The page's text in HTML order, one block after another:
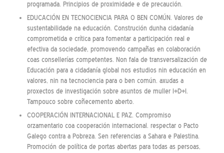
programada. Principios de proximidade e de precaución.
EDUCACIÓN EN TECNOCIENCIA PARA O BEN COMÚN. Valores de
sustentabilidade na educación. Construción dunha cidadanía
comprometida e crítica para fomentar a participación real e
efectiva da sociedade, promovendo campañas en colaboración
coas consellerías competentes. Non fala de transversalización de
Educación para a cidadanía global nos estudios nin educación en
valores, nin na tecnociencia para o ben común. axudas a
proxectos de investigación sobre asuntos de muller I+D+I.
Tampouco sobre coñecemento aberto.
COOPERACIÓN INTERNACIONAL E PAZ. Compromiso
orzamentario coa cooperación internacional. respectar o Pacto
Galego contra a Pobreza. Sen referencias a Sahara e Palestina.
Promoción de política de portas abertas para todas as persoas,